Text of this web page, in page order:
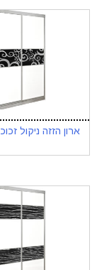
ארון הזזה ניקול